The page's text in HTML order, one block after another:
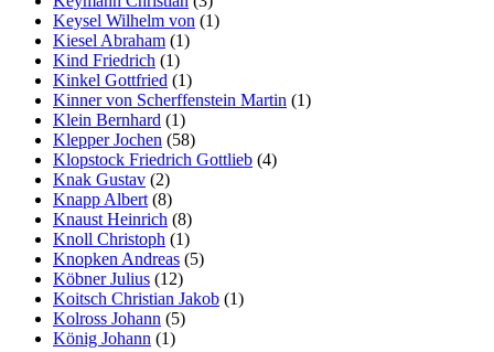
Keysel Wilhelm von (1)
Kiesel Abraham (1)
Kind Friedrich (1)
Kinkel Gottfried (1)
Kinner von Scherffenstein Martin (1)
Klein Bernhard (1)
Klepper Jochen (58)
Klopstock Friedrich Gottlieb (4)
Knak Gustav (2)
Knapp Albert (8)
Knaust Heinrich (8)
Knoll Christoph (1)
Knopken Andreas (5)
Köbner Julius (12)
Koitsch Christian Jakob (1)
Kolross Johann (5)
König Johann (1)